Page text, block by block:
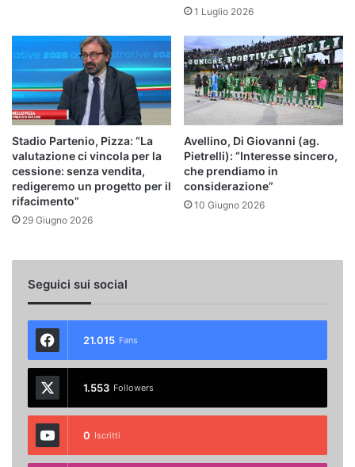
1 Luglio 2026
Stadio Partenio, Pizza: “La
valutazione ci vincola per la
cessione: senza vendita,
redigeremo un progetto per il
rifacimento”
29 Giugno 2026
Avellino, Di Giovanni (ag.
Pietrelli): “Interesse sincero,
che prendiamo in
considerazione”
10 Giugno 2026
Seguici sui social
21.015 Fans
1.553 Followers
0 Iscritti